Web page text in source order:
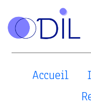
Accueil